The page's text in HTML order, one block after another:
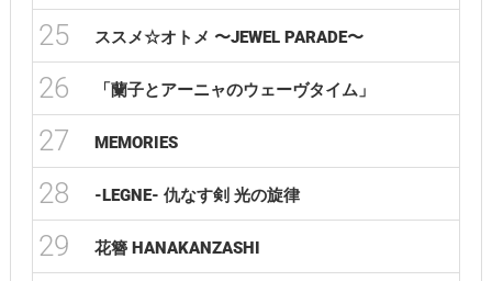
25 ススメ☆オトメ 〜JEWEL PARADE〜
26 「蘭子とアーニャのウェーヴタイム」
27 MEMORIES
28 -LEGNE- 仇なす剣 光の旋律
29 花簪 HANAKANZASHI